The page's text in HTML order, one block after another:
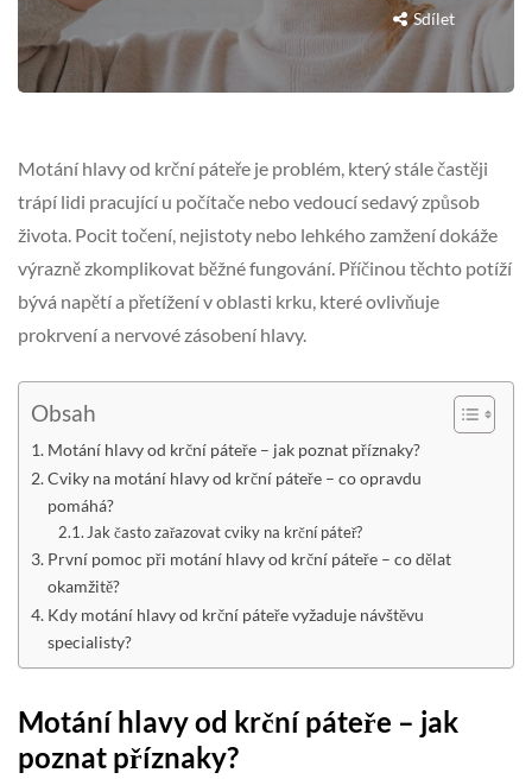
Sdílet
Motání hlavy od krční páteře je problém, který stále častěji
trápí lidi pracující u počítače nebo vedoucí sedavý způsob
života. Pocit točení, nejistoty nebo lehkého zamžení dokáže
výrazně zkomplikovat běžné fungování. Příčinou těchto potíží
bývá napětí a přetížení v oblasti krku, které ovlivňuje
prokrvení a nervové zásobení hlavy.
Obsah
Motání hlavy od krční páteře – jak poznat příznaky?
Cviky na motání hlavy od krční páteře – co opravdu
pomáhá?
Jak často zařazovat cviky na krční páteř?
První pomoc při motání hlavy od krční páteře – co dělat
okamžitě?
Kdy motání hlavy od krční páteře vyžaduje návštěvu
specialisty?
Motání hlavy od krční páteře – jak
poznat příznaky?